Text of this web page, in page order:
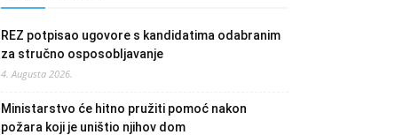
REZ potpisao ugovore s kandidatima odabranim
za stručno osposobljavanje
4. Augusta 2026.
Ministarstvo će hitno pružiti pomoć nakon
požara koji je uništio njihov dom